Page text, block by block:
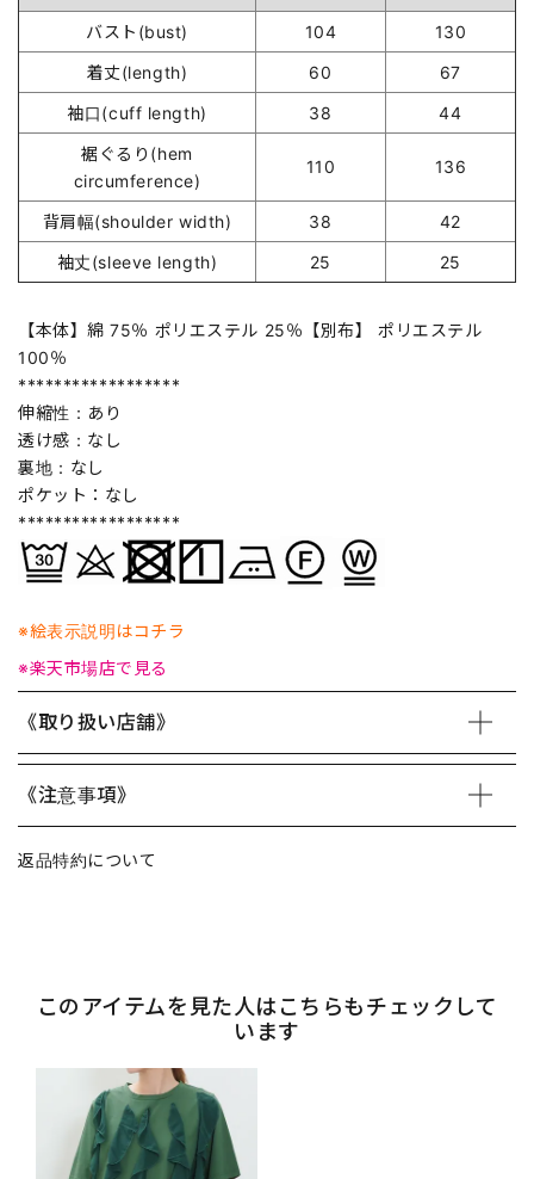
バスト(bust)
104
130
着丈(length)
60
67
袖口(cuff length)
38
44
裾ぐるり(hem
circumference)
110 136
背肩幅(shoulder width) 38
42
袖丈(sleeve length)
25 25
【本体】綿 75％ ポリエステル 25％【別布】 ポリエステル
100％
******************
伸縮性：あり
透け感：なし
裏地：なし
ポケット：なし
******************
※絵表示説明はコチラ
※楽天市場店で見る
《取り扱い店舗》
《注意事項》
返品特約について
このアイテムを見た人はこちらもチェックして
います